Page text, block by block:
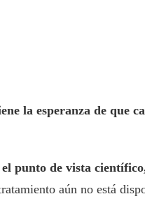
la esperanza de que
el punto de vista
aún no está